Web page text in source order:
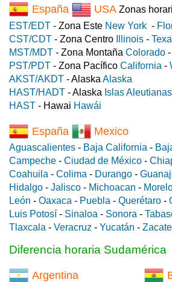
España USA Zonas
EST/EDT - Zona Este New York -
CST/CDT - Zona Centro Illinois -
MST/MDT - Zona Montaña Colorado -
PST/PDT - Zona Pacífico California -
AKST/AKDT - Alaska Alaska
HAST/HADT - Alaska Islas Aleutianas
HAST - Hawai Hawái
España Mexico
Aguascalientes - Baja California -
Campeche - Ciudad de México -
Coahuila - Colima - Durango -
Hidalgo - Jalisco - Michoacan -
León - Oaxaca - Puebla - Querétaro -
Luis Potosí - Sinaloa - Sonora -
Tlaxcala - Veracruz - Yucatán -
Diferencia horaria Sudamérica
Argentina